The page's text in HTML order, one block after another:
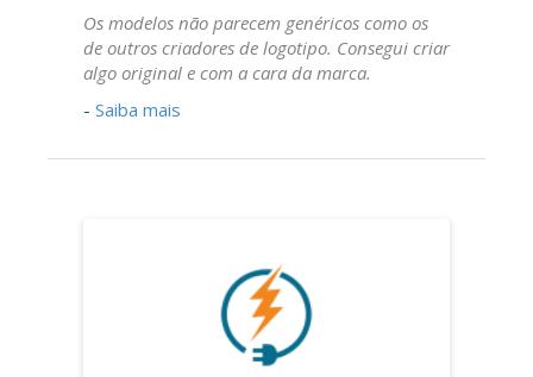
Os modelos não parecem genéricos como os
de outros criadores de logotipo. Consegui criar
algo original e com a cara da marca.
- Saiba mais